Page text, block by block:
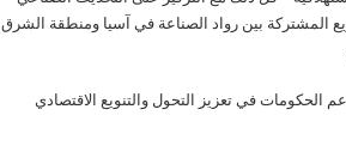
المشتركة بين رواد الصناعة في آسيا ومنطقة الشرق
في تعزيز التحول والتنويع الاقتصادي